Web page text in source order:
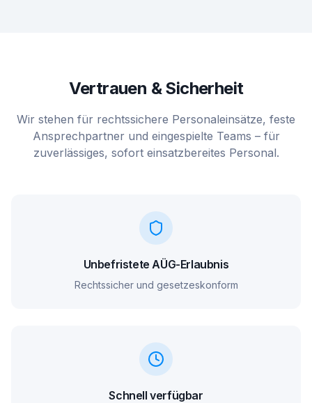
Vertrauen & Sicherheit
Wir stehen für rechtssichere Personaleinsätze, feste
Ansprechpartner und eingespielte Teams – für
zuverlässiges, sofort einsatzbereites Personal.
Unbefristete AÜG-Erlaubnis
Rechtssicher und gesetzeskonform
Schnell verfügbar